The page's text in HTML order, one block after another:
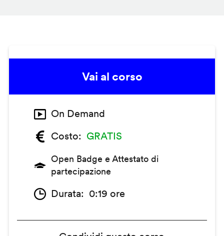
Vai al corso
On Demand
Costo
GRATIS
Open Badge e Attestato di
partecipazione
Durata 0:19 ore